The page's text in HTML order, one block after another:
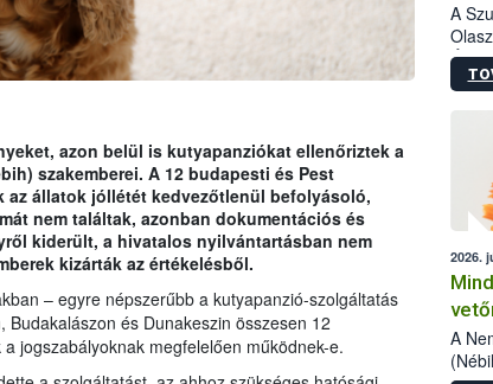
azon belül is kutyapanziókat ellenőriztek a
szakemberei. A 12 budapesti és Pest
állatok jóllétét kedvezőtlenül befolyásoló,
nem találtak, azonban dokumentációs és
kiderült, a hivatalos nyilvántartásban nem
kizárták az értékelésből.
– egyre népszerűbb a kutyapanzió-szolgáltatás
és Dunakeszin összesen 12
jogszabályoknak megfelelően működnek-e.
A
2026.
A